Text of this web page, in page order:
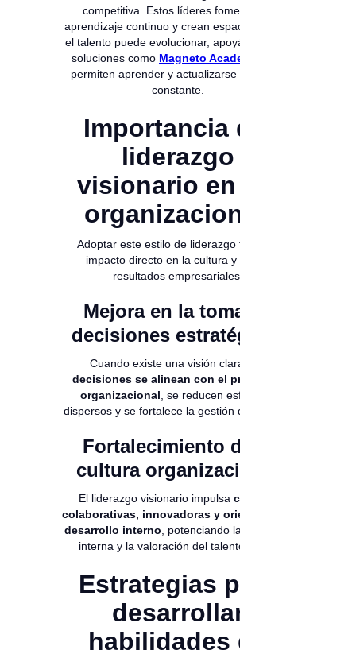
competitiva. Estos líderes fomentan el
aprendizaje continuo y crean espacios donde
el talento puede evolucionar, apoyándose en
soluciones como Magneto Academy
permiten aprender y actualizarse de forma
constante.
Importancia del
liderazgo
visionario en las
organizaciones
Adoptar este estilo de liderazgo tiene un
impacto directo en la cultura y en los
resultados empresariales.
Mejora en la toma de
decisiones estratégicas
Cuando existe una visión clara,
decisiones se alinean con el propósito
organizacional , se reducen esfuerzos
dispersos y se fortalece la gestión del talento.
Fortalecimiento de la
cultura organizacional
El liderazgo visionario impulsa culturas
colaborativas, innovadoras y orientadas al
desarrollo interno , potenciando la movilidad
interna y la valoración del talento clave.
Estrategias para
desarrollar
habilidades de